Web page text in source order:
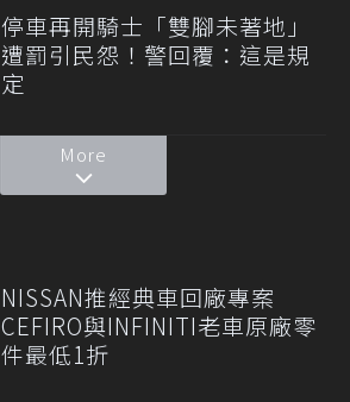
停車再開騎士「雙腳未著地」
遭罰引民怨！警回覆：這是規
定
More
NISSAN推經典車回廠專案
CEFIRO與INFINITI老車原廠零
件最低1折